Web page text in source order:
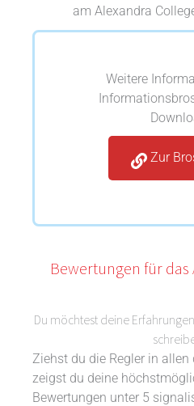
am Alexandra
Weitere
Zur
Bewertungen für das
Du möchtest deine
Ziehst du die Regler in allen
zeigst du deine
Bewertungen unter 5